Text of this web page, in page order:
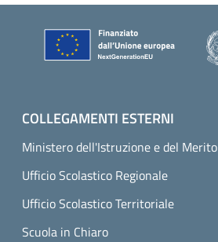
Piè di pagina
COLLEGAMENTI ESTERNI
Ministero dell'Istruzione e del Merito
Ufficio Scolastico Regionale
Ufficio Scolastico Territoriale
Scuola in Chiaro